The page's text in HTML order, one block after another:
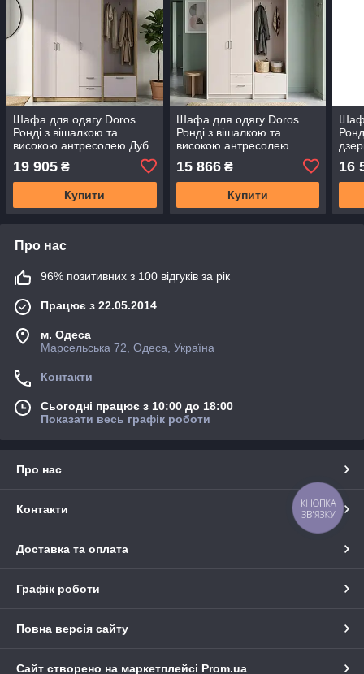
Шафа для одягу Doros
Ронді з вішалкою та
високою антресолею Дуб
181х52х260 (42005288)
(DRS-012137)
19 905 ₴
Купити
Шафа для одягу Doros
Ронді з вішалкою та
високою антресолею
142х52х260 (42005397)
(DRS-012210)
15 866₴
Купити
ДСП
16
Про нас
96% позитивних з 100 відгуків за рік
Працює з 22.05.2014
м. Одеса
Марсельська 72, Одеса, Україна
Контакти
Сьогодні працює з 10:00 до 18:00
Показати весь графік роботи
Про нас
Контакти
Доставка та оплата
Графік роботи
Повна версія сайту
Сайт створено на маркетплейсі Prom.ua
КНОПКА
ЗВ'ЯЗКУ